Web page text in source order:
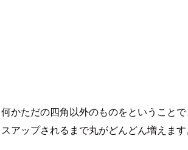
ただの四角以外のものをということ
アップされるまで丸がどんどん増えます